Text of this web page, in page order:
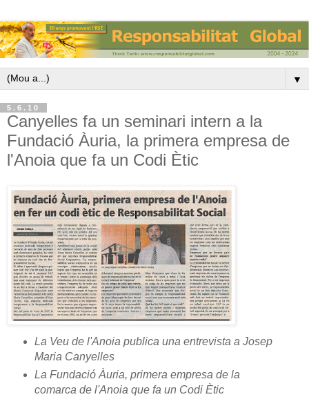
▼
5.6.10
Canyelles fa un seminari intern a la
Fundació Àuria, la primera empresa de
l'Anoia que fa un Codi Ètic
La Veu de l'Anoia publica una entrevista a Josep
Maria Canyelles
La Fundació Àuria, primera empresa de la
comarca de l'Anoia que fa un Codi Ètic